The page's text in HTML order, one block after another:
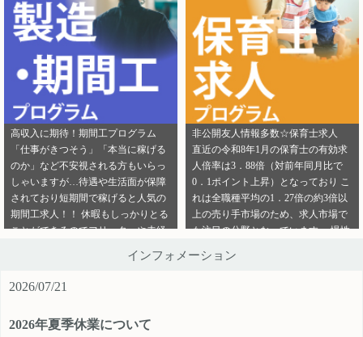
のプロフィール欄に注目のカテゴリ
を見たという旨をご入力ください。
メディパートナーにご登録いただい
ているアフィリエイター様は「お問
い合わせはこちら」からご連絡くだ
さい。
てくれます。 新規でご登録いただく
アフィリエイター様は「お申込みは
こちら」からご登録時のプロフィー
ル欄に注目のカテゴリを見たという
旨をご入力ください。 メディパート
ナーにご登録いただいているアフィ
リエイター様は「お問い合わせはこ
ちら」からご連絡ください。
高収入に期待！期間工プログラム
「仕事がきつそう」「本当に稼げる
のか」など不安視される方もいらっ
しゃいますが…待遇や生活面が保障
されており短期間で稼げると人気の
期間工求人！！ 休暇もしっかりとる
ことができるのでフリーターや未経
新規でご登録いただくアフィリエイ
ださい。 メディパートナーにご登録
非公開友人情報多数☆保育士求人
直近の令和8年1月の保育士の有効求
人倍率は3．88倍（対前年同月比で
0．1ポイント上昇）となっており こ
れは全職種平均の1．27倍の約3倍以
上の売り手市場のため、求人市場で
も注目の分野となっています。 慢性
採用というスタイルの保育園も増え
インフォメーション
2026/07/21
2026年夏季休業について